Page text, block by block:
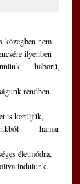
közegben nem
ilyenben
háború,
rendben.
is kerüljük,
hamar
életmódra,
indulunk.